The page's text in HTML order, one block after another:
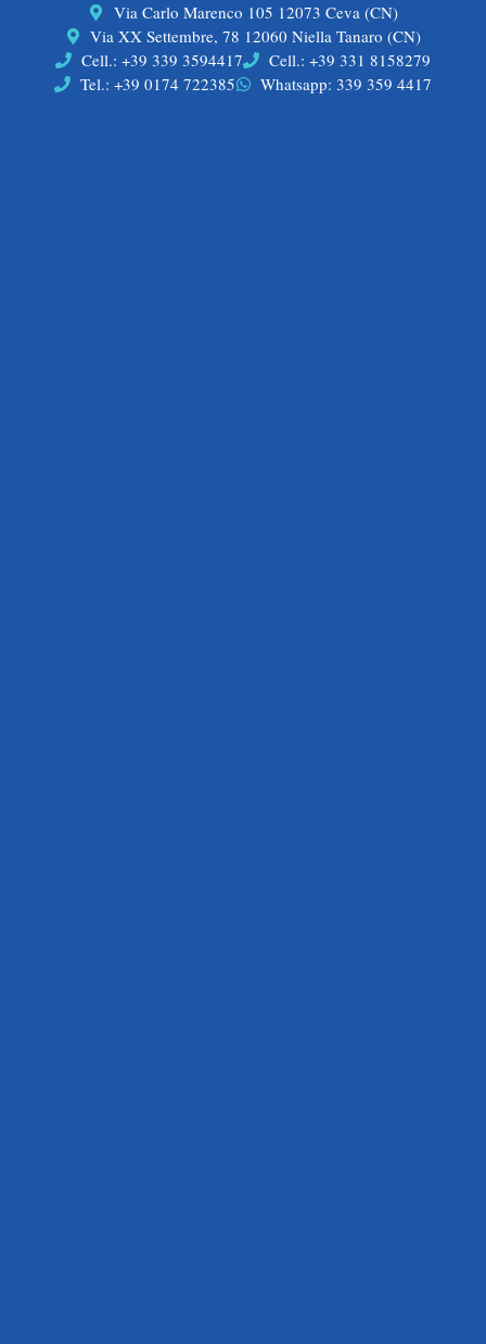
Via Carlo Marenco 105 12073 Ceva (CN)
Via XX Settembre, 78 12060 Niella Tanaro (CN)
Cell.: +39 339 3594417
Cell.: +39 331 8158279
Tel.: +39 0174 722385
Whatsapp: 339 359 4417